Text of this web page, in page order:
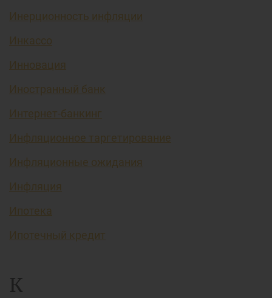
Инерционность инфляции
Инкассо
Инновация
Иностранный банк
Интернет-банкинг
Инфляционное таргетирование
Инфляционные ожидания
Инфляция
Ипотека
Ипотечный кредит
К